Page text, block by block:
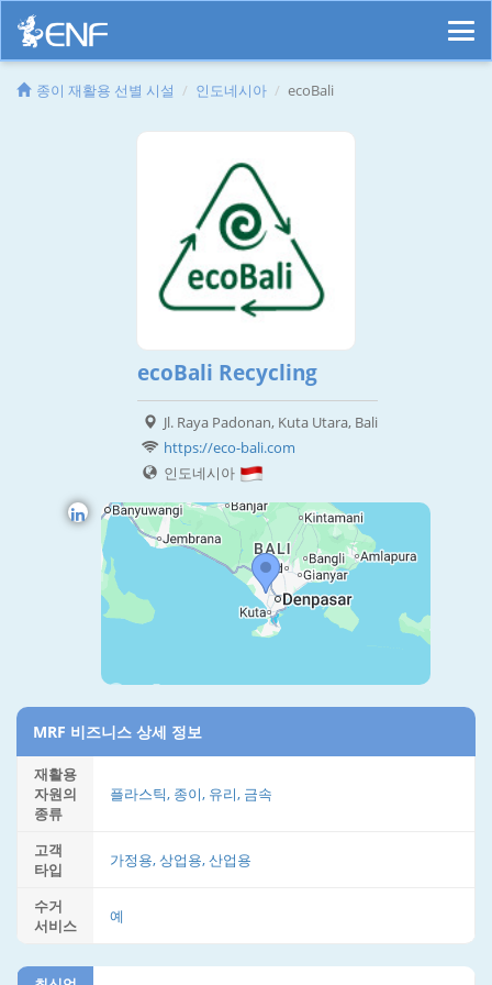
종이 재활용 선별 시설 인도네시아 ecoBali
ecoBali Recycling
Jl. Raya Padonan, Kuta Utara, Bali
https://eco-bali.com
인도네시아
MRF 비즈니스 상세 정보
재활용
자원의
종류
플라스틱, 종이, 유리, 금속
고객
타입
가정용, 상업용, 산업용
수거
서비스
예